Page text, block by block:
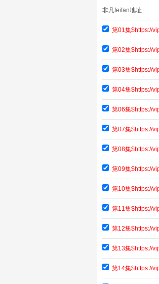
非凡feifan地址
第01集$https://
第02集$https://
第03集$https://
第04集$https://
第06集$https://
第07集$https://
第08集$https://
第09集$https://
第10集$https://
第11集$https://
第12集$https://
第13集$https://
第14集$https://